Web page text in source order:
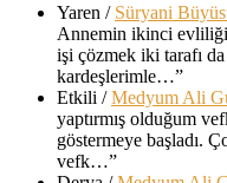
Yaren / Süryani
Annemin ikinci
işi çözmek iki tarafı
kardeşlerimle…”
Etkili /Medyum Ali
yaptırmış olduğum
göstermeye başladı.
vefk…”